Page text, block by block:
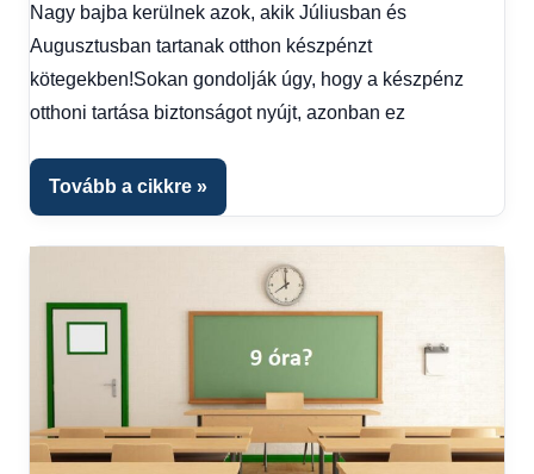
Hírek,
Hírek
kézből ,
Hitel
Nagy bajba kerülnek azok, akik Júliusban és
Augusztusban tartanak otthon készpénzt
kötegekben!Sokan gondolják úgy, hogy a készpénz
otthoni tartása biztonságot nyújt, azonban ez
Tovább a cikkre